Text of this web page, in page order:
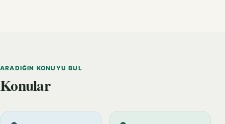
ARADIĞIN KONUYU BUL
Konular